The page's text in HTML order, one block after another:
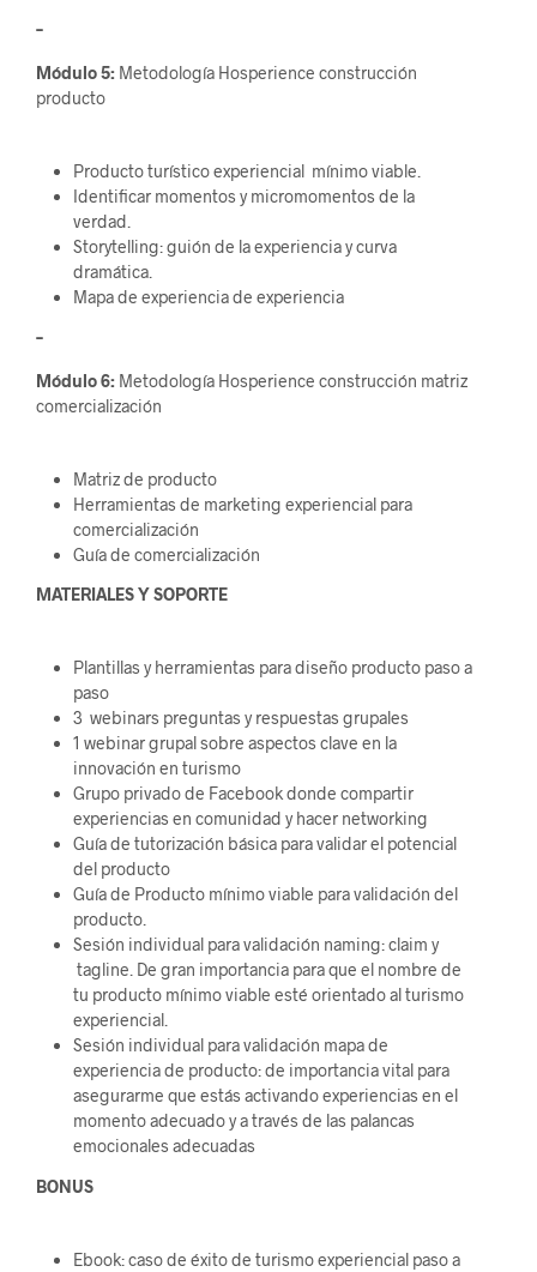
–
Módulo 5: Metodología Hosperience construcción
producto
Producto turístico experiencial mínimo viable.
Identificar momentos y micromomentos de la
verdad.
Storytelling: guión de la experiencia y curva
dramática.
Mapa de experiencia de experiencia
–
Módulo 6: Metodología Hosperience construcción matriz
comercialización
Matriz de producto
Herramientas de marketing experiencial para
comercialización
Guía de comercialización
MATERIALES Y SOPORTE
Plantillas y herramientas para diseño producto paso a
paso
3 webinars preguntas y respuestas grupales
1 webinar grupal sobre aspectos clave en la
innovación en turismo
Grupo privado de Facebook donde compartir
experiencias en comunidad y hacer networking
Guía de tutorización básica para validar el potencial
del producto
Guía de Producto mínimo viable para validación del
producto.
Sesión individual para validación naming: claim y
tagline. De gran importancia para que el nombre de
tu producto mínimo viable esté orientado al turismo
experiencial.
Sesión individual para validación mapa de
experiencia de producto: de importancia vital para
asegurarme que estás activando experiencias en el
momento adecuado y a través de las palancas
emocionales adecuadas
BONUS
Ebook: caso de éxito de turismo experiencial paso a